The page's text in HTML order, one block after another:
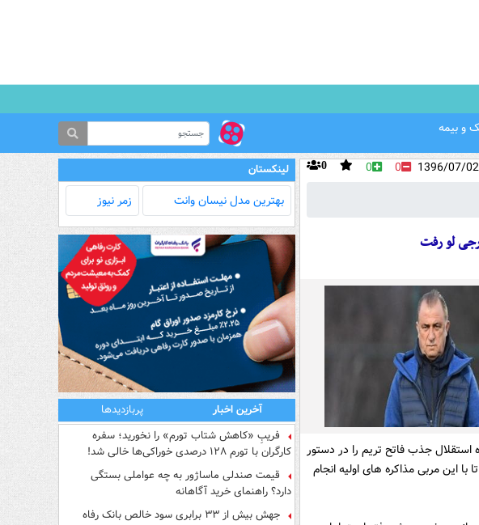
و بیمه
0 0 0
لو رفت
استقلال جذب فاتح تریم را در دستور
با این مربی مذاکره های اولیه انجام
لینکستان
بهترین مدل‌ نیسان وانت زمر نیوز
آخرین اخبار
پربازدیدها
فریبِ «کاهش شتاب تورم» را نخورید؛ سفره
کارگران با تورم ۱۲۸ درصدی خوراکی‌ها خالی شد!
قیمت صندلی ماساژور به چه عواملی بستگی
دارد؟ راهنمای خرید آگاهانه
جهش بیش از ۳۳ برابری سود خالص بانک رفاه